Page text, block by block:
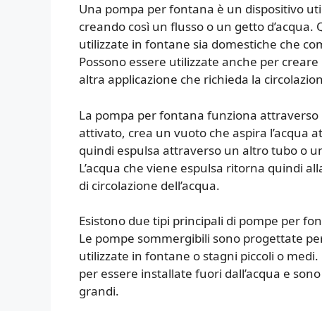
Una pompa per fontana è un dispositivo
creando così un flusso o un getto
utilizzate in fontane sia domestiche che
Possono essere utilizzate anche per
altra applicazione che richieda la
La pompa per fontana funziona
attivato, crea un vuoto che aspira l’acqua
quindi espulsa attraverso un altro tubo o
L’acqua che viene espulsa ritorna quindi
di circolazione dell’acqua.
Esistono due tipi principali di pompe per
Le pompe sommergibili sono progettate
utilizzate in fontane o stagni piccoli o
per essere installate fuori dall’acqua e
grandi.